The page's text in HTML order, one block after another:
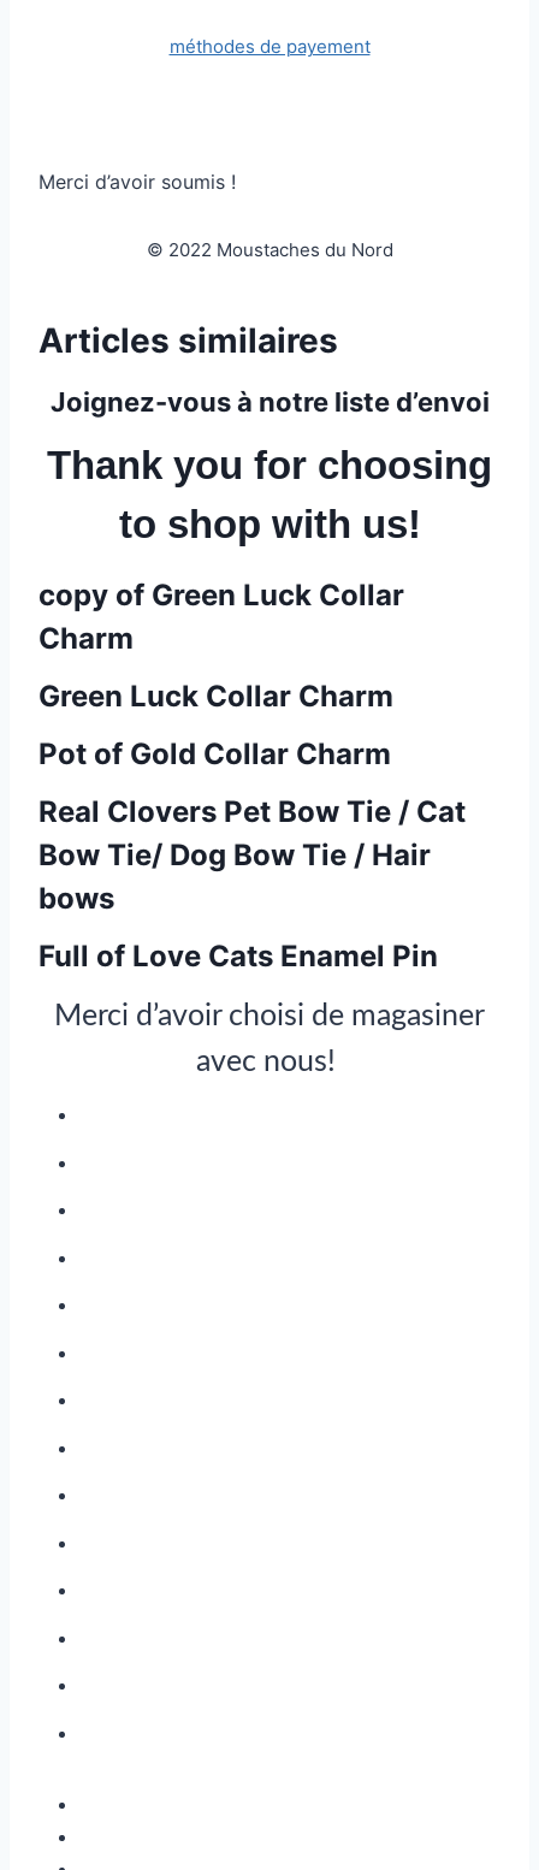
méthodes de payement
Merci d’avoir soumis !
© 2022 Moustaches du Nord
Articles similaires
Joignez-vous à notre liste d’envoi
Thank you for choosing
to shop with us!
copy of Green Luck Collar
Charm
Green Luck Collar Charm
Pot of Gold Collar Charm
Real Clovers Pet Bow Tie / Cat
Bow Tie/ Dog Bow Tie / Hair
bows
Full of Love Cats Enamel Pin
Merci d’avoir choisi de magasiner
avec nous!